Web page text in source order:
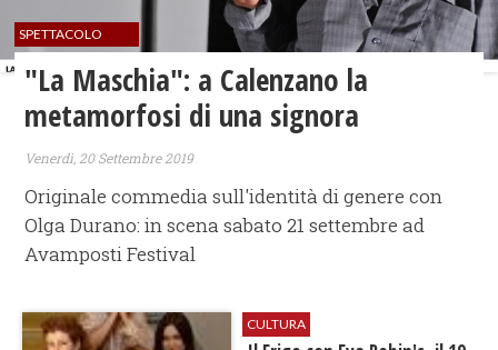
SPETTACOLO
"La Maschia": a Calenzano la
metamorfosi di una signora
Venerdì, 20 Settembre 2019
Originale commedia sull'identità di genere con
Olga Durano: in scena sabato 21 settembre ad
Avamposti Festival
CULTURA